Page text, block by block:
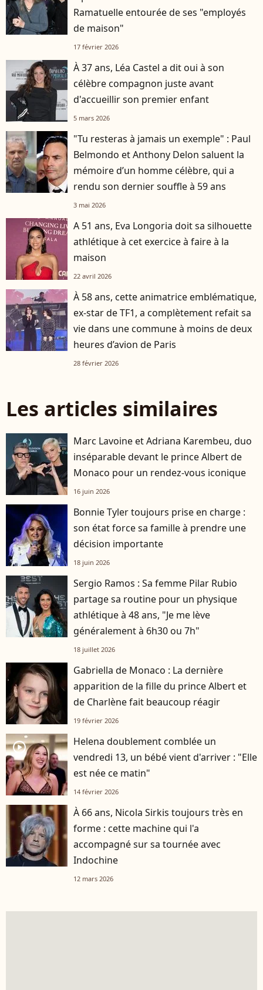
Ramatuelle entourée de ses "employés
de maison"
17 février 2026
À 37 ans, Léa Castel a dit oui à son
célèbre compagnon juste avant
d'accueillir son premier enfant
5 mars 2026
"Tu resteras à jamais un exemple" : Paul
Belmondo et Anthony Delon saluent la
mémoire d’un homme célèbre, qui a
rendu son dernier souffle à 59 ans
3 mai 2026
A 51 ans, Eva Longoria doit sa silhouette
athlétique à cet exercice à faire à la
maison
22 avril 2026
À 58 ans, cette animatrice emblématique,
ex-star de TF1, a complètement refait sa
vie dans une commune à moins de deux
heures d’avion de Paris
28 février 2026
Les articles similaires
Marc Lavoine et Adriana Karembeu, duo
inséparable devant le prince Albert de
Monaco pour un rendez-vous iconique
16 juin 2026
Bonnie Tyler toujours prise en charge :
son état force sa famille à prendre une
décision importante
18 juin 2026
Sergio Ramos : Sa femme Pilar Rubio
partage sa routine pour un physique
athlétique à 48 ans, "Je me lève
généralement à 6h30 ou 7h"
18 juillet 2026
Gabriella de Monaco : La dernière
apparition de la fille du prince Albert et
de Charlène fait beaucoup réagir
19 février 2026
player2
Helena doublement comblée un
vendredi 13, un bébé vient d'arriver : "Elle
est née ce matin"
14 février 2026
À 66 ans, Nicola Sirkis toujours très en
forme : cette machine qui l'a
accompagné sur sa tournée avec
Indochine
12 mars 2026